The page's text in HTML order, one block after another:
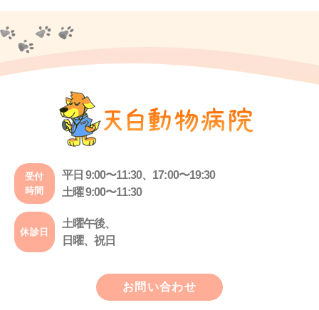
受付
時間
平日 9:00〜11:30、17:00〜19:30
土曜 9:00〜11:30
休診日
土曜午後、
日曜、祝日
お問い合わせ